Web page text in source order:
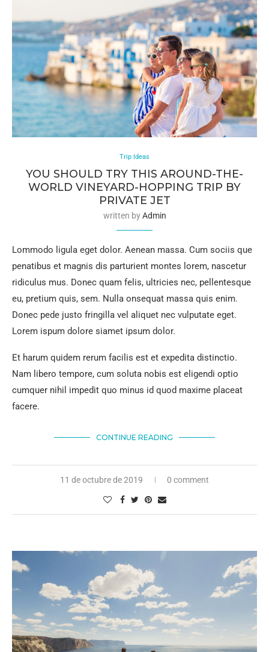
Trip Ideas
YOU SHOULD TRY THIS AROUND-THE-
WORLD VINEYARD-HOPPING TRIP BY
PRIVATE JET
written byAdmin
Lommodo ligula eget dolor. Aenean massa. Cum sociis que
penatibus et magnis dis parturient montes lorem, nascetur
ridiculus mus. Donec quam felis, ultricies nec, pellentesque
eu, pretium quis, sem. Nulla onsequat massa quis enim.
Donec pede justo fringilla vel aliquet nec vulputate eget.
Lorem ispum dolore siamet ipsum dolor.
Et harum quidem rerum facilis est et expedita distinctio.
Nam libero tempore, cum soluta nobis est eligendi optio
cumquer nihil impedit quo minus id quod maxime placeat
facere.
CONTINUE READING
11 de octubre de 2019 0 comment